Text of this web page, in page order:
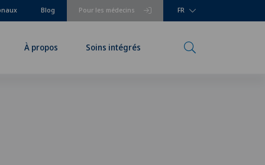
Pour les médecins
Blog FR
À propos Soins intégrés